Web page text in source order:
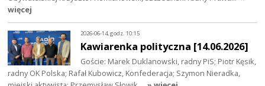
więcej
2026-06-14, godz. 10:15
Kawiarenka polityczna [14.06.2026]
Goście: Marek Duklanowski, radny PiS; Piotr Kęsik,
radny OK Polska; Rafał Kubowicz, Konfederacja; Szymon Nieradka,